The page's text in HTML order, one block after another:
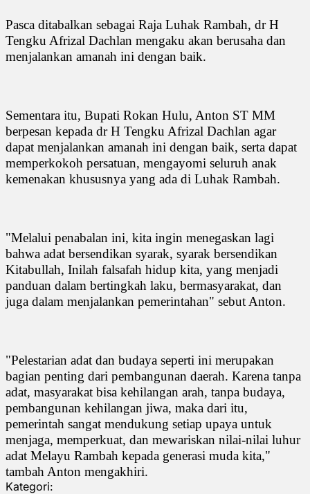
Pasca ditabalkan sebagai Raja Luhak Rambah, dr H
Tengku Afrizal Dachlan mengaku akan berusaha dan
menjalankan amanah ini dengan baik.
Sementara itu, Bupati Rokan Hulu, Anton ST MM
berpesan kepada dr H Tengku Afrizal Dachlan agar
dapat menjalankan amanah ini dengan baik, serta dapat
memperkokoh persatuan, mengayomi seluruh anak
kemenakan khususnya yang ada di Luhak Rambah.
"Melalui penabalan ini, kita ingin menegaskan lagi
bahwa adat bersendikan syarak, syarak bersendikan
Kitabullah, Inilah falsafah hidup kita, yang menjadi
panduan dalam bertingkah laku, bermasyarakat, dan
juga dalam menjalankan pemerintahan" sebut Anton.
"Pelestarian adat dan budaya seperti ini merupakan
bagian penting dari pembangunan daerah. Karena tanpa
adat, masyarakat bisa kehilangan arah, tanpa budaya,
pembangunan kehilangan jiwa, maka dari itu,
pemerintah sangat mendukung setiap upaya untuk
menjaga, memperkuat, dan mewariskan nilai-nilai luhur
adat Melayu Rambah kepada generasi muda kita,"
tambah Anton mengakhiri.
Kategori: